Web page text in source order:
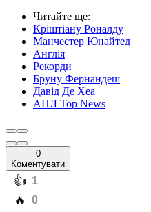
Читайте ще:
Кріштіану Роналду
Манчестер Юнайтед
Англія
Рекорди
Бруну Фернандеш
Давід Де Хеа
АПЛ Top News
0
Коментувати
️👍 1
️🔥 0